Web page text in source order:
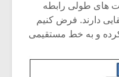
های طولی رابطه
دارند. فرض کنیم
و به خط مستقیمی